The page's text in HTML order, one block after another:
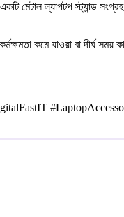
ল্যাপটপ স্ট্যান্ড
কমে যাওয়া বা দীর্ঘ